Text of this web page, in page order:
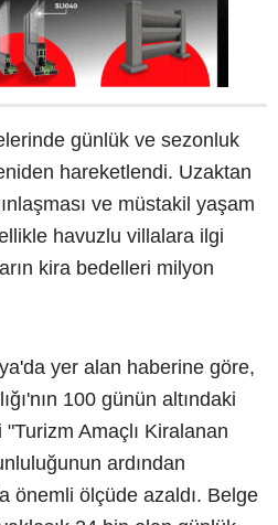
günlük ve sezonluk
hareketlendi. Uzaktan
ve müstakil yaşam
havuzlu villalara ilgi
kira bedelleri milyon
yer alan haberine göre,
100 günün altındaki
Amaçlı Kiralanan
ardından
önemli ölçüde azaldı. Belge